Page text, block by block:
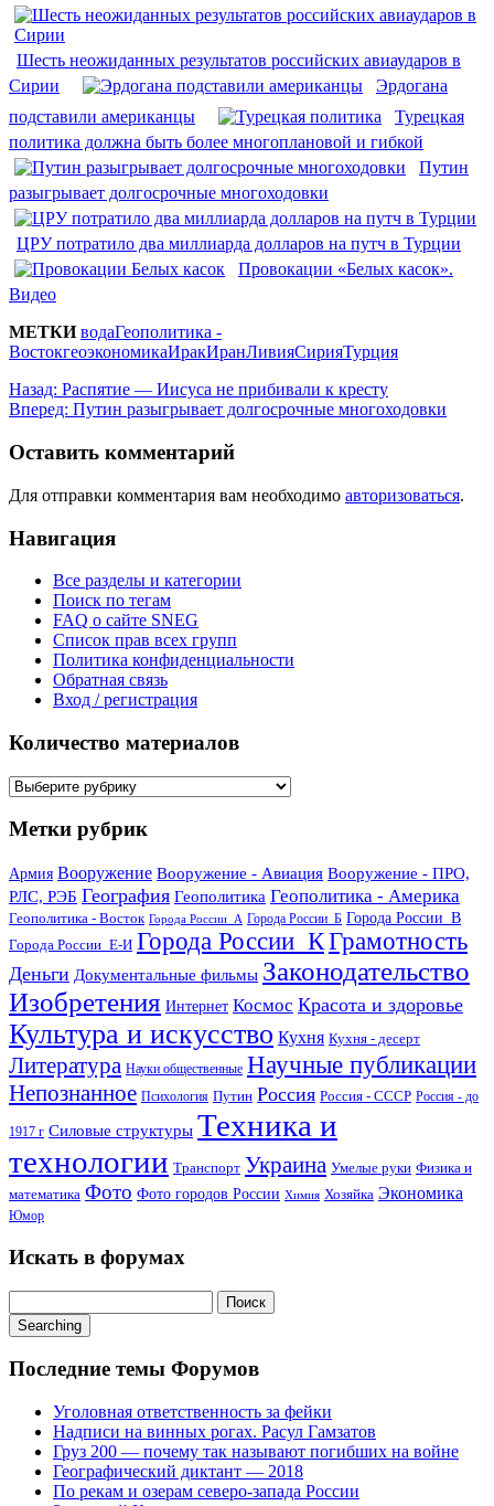
Шесть неожиданных результатов российских авиаударов в
Сирии
Эрдогана
подставили американцы
Турецкая
политика должна быть более многоплановой и гибкой
Путин
разыгрывает долгосрочные многоходовки
ЦРУ потратило два миллиарда долларов на путч в Турции
Провокации «Белых касок».
Видео
МЕТКИводаГеополитика -
ВостокгеоэкономикаИракИранЛивияСирияТурция
Назад: Распятие — Иисуса не прибивали к кресту
Вперед: Путин разыгрывает долгосрочные многоходовки
Оставить комментарий
Для отправки комментария вам необходимо авторизоваться.
Навигация
Все разделы и категории
Поиск по тегам
FAQ о сайте SNEG
Список прав всех групп
Политика конфиденциальности
Обратная связь
Вход / регистрация
Количество материалов
Количество
Метки рубрик
Армия Вооружение Вооружение - Авиация Вооружение - ПРО,
РЛС, РЭБ География Геополитика Геополитика - Америка
Геополитика - Восток Города России_А Города России_Б Города России_В
Города России_Е-И Города России_КГрамотность
Деньги Документальные фильмы Законодательство
Изобретения Интернет Космос Красота и здоровье
Культура и искусство Кухня Кухня - десерт
Литература Науки общественные Научные публикации
Непознанное Психология Путин Россия Россия - СССР Россия - до
1917 г Силовые структуры Техника и
технологии Транспорт Украина Умелые руки Физика и
математика Фото Фото городов России Химия Хозяйка Экономика
Юмор
Искать в форумах
Searching
Последние темы Форумов
Уголовная ответственность за фейки
Надписи на винных рогах. Расул Гамзатов
Груз 200 — почему так называют погибших на войне
Географический диктант — 2018
По рекам и озерам северо-запада России